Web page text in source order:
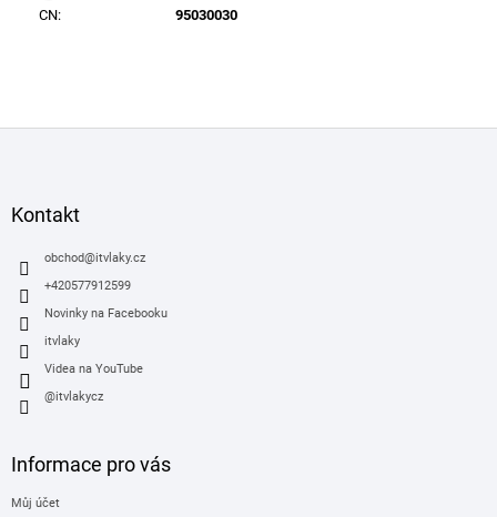
CN: 95030030
Kontakt
obchod@itvlaky.cz
+420577912599
Novinky na Facebooku
itvlaky
Videa na YouTube
@itvlakycz
Informace pro vás
Můj účet